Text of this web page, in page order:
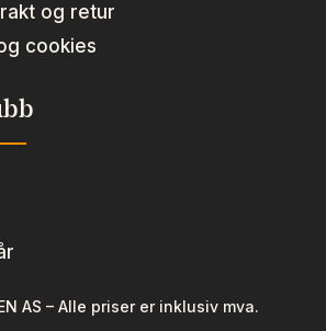
og retur
cookies
AS – Alle priser er inklusiv mva.